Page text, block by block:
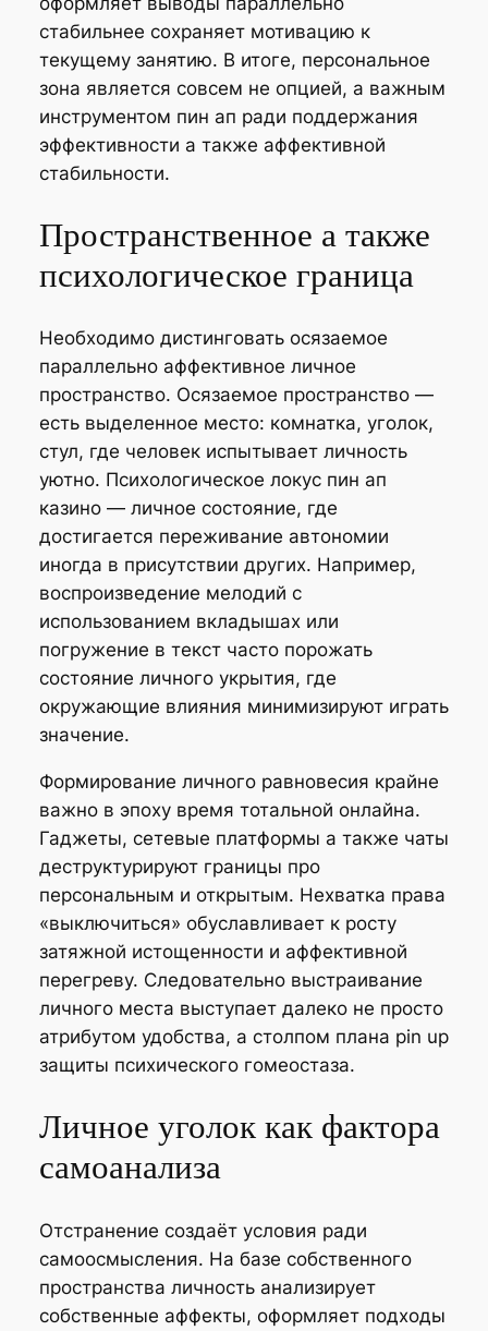
стабильнее сохраняет мотивацию к
текущему занятию. В итоге, персональное
зона является совсем не опцией, а важным
инструментом пин ап ради поддержания
эффективности а также аффективной
стабильности.
Пространственное а также
психологическое граница
Необходимо дистинговать осязаемое
параллельно аффективное личное
пространство. Осязаемое пространство —
есть выделенное место: комнатка, уголок,
стул, где человек испытывает личность
уютно. Психологическое локус пин ап
казино — личное состояние, где
достигается переживание автономии
иногда в присутствии других. Например,
воспроизведение мелодий с
использованием вкладышах или
погружение в текст часто порожать
состояние личного укрытия, где
окружающие влияния минимизируют играть
значение.
Формирование личного равновесия крайне
важно в эпоху время тотальной онлайна.
Гаджеты, сетевые платформы а также чаты
деструктурируют границы про
персональным и открытым. Нехватка права
«выключиться» обуславливает к росту
затяжной истощенности и аффективной
перегреву. Следовательно выстраивание
личного места выступает далеко не просто
атрибутом удобства, а столпом плана pin up
защиты психического гомеостаза.
Личное уголок как фактора
самоанализа
Отстранение создаёт условия ради
самоосмысления. На базе собственного
пространства личность анализирует
собственные аффекты, оформляет подходы